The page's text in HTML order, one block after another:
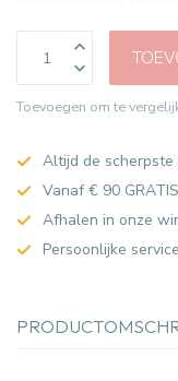
Toevoegen om te
Altijd de scherpste
Vanaf € 90
Afhalen in onze
Persoonlijke service